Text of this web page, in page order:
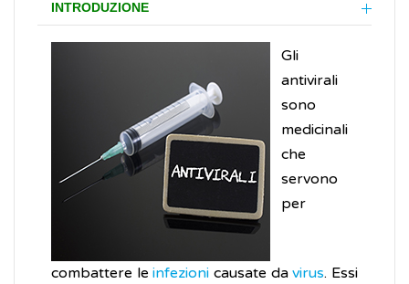
INTRODUZIONE
Gli
antivirali
sono
medicinali
che
servono
per
combattere leinfezioni causate davirus. Essi